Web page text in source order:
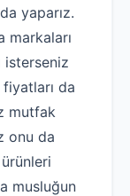
yaparız.
markaları
isterseniz
da
mutfak
onu da
musluğun